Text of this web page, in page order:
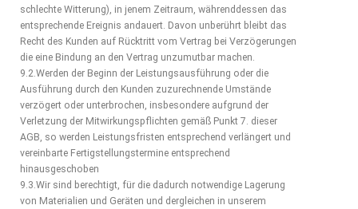
schlechte Witterung), in jenem Zeitraum, währenddessen das
entsprechende Ereignis andauert. Davon unberührt bleibt das
Recht des Kunden auf Rücktritt vom Vertrag bei Verzögerungen
die eine Bindung an den Vertrag unzumutbar machen.
9.2.Werden der Beginn der Leistungsausführung oder die
Ausführung durch den Kunden zuzurechnende Umstände
verzögert oder unterbrochen, insbesondere aufgrund der
Verletzung der Mitwirkungspflichten gemäß Punkt 7. dieser
AGB, so werden Leistungsfristen entsprechend verlängert und
vereinbarte Fertigstellungstermine entsprechend
hinausgeschoben
9.3.Wir sind berechtigt, für die dadurch notwendige Lagerung
von Materialien und Geräten und dergleichen in unserem